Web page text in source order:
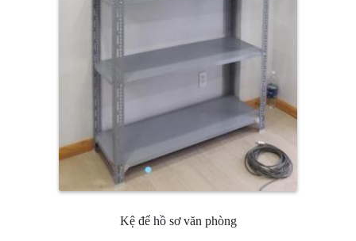
Kệ để hồ sơ văn phòng